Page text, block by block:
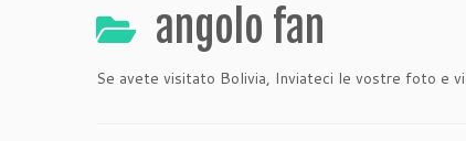
angolo fan
Se avete visitato Bolivia, Inviateci le vostre foto e